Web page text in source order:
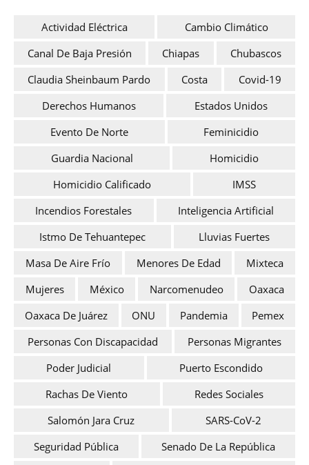
Actividad Eléctrica
Cambio Climático
Canal De Baja Presión
Chiapas
Chubascos
Claudia Sheinbaum Pardo
Costa
Covid-19
Derechos Humanos
Estados Unidos
Evento De Norte
Feminicidio
Guardia Nacional
Homicidio
Homicidio Calificado
IMSS
Incendios Forestales
Inteligencia Artificial
Istmo De Tehuantepec
Lluvias Fuertes
Masa De Aire Frío
Menores De Edad
Mixteca
Mujeres
México Narcomenudeo
Oaxaca
Oaxaca De Juárez
ONU Pandemia
Pemex
Personas Con Discapacidad
Personas Migrantes
Poder Judicial
Puerto Escondido
Rachas De Viento
Redes Sociales
Salomón Jara Cruz
SARS-CoV-2
Seguridad Pública
Senado De La República